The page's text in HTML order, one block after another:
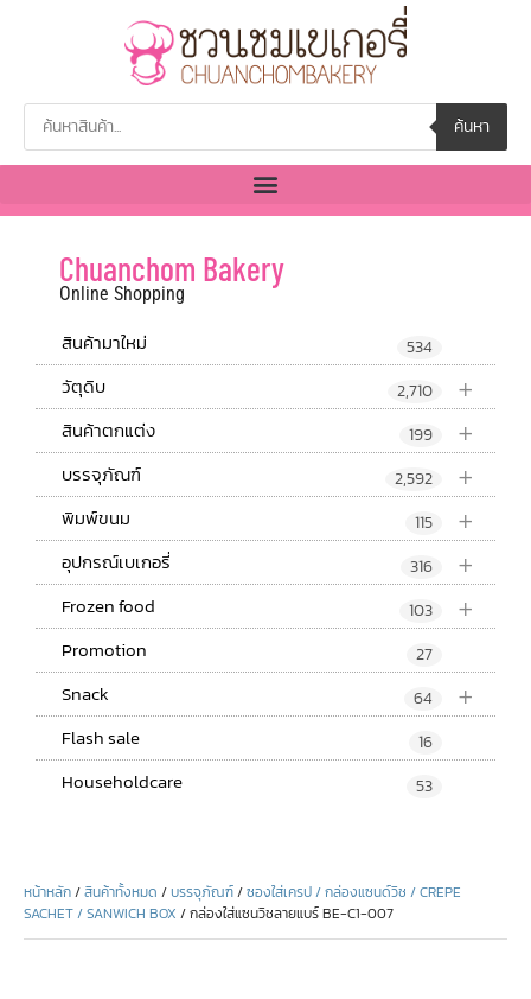
ค้นหา
Chuanchom Bakery
Online Shopping
สินค้ามาใหม่ 534
+
วัตุดิบ 2,710
+
สินค้าตกแต่ง 199
+
บรรจุภัณฑ์ 2,592
+
พิมพ์ขนม 115
+
อุปกรณ์เบเกอรี่ 316
+
Frozen food 103
Promotion 27
+
Snack 64
Flash sale 16
Householdcare 53
หน้าหลัก/สินค้าทั้งหมด /บรรจุภัณฑ์/ซองใส่เครป / กล่องแซนด์วิช / CREPE
SACHET / SANWICH BOX / กล่องใส่แซนวิชลายแบร์ BE-C1-007